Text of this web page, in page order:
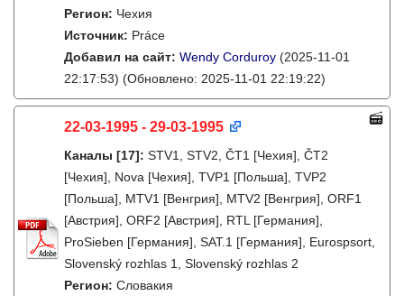
Регион: Чехия
Источник: Práce
Добавил на сайт: Wendy Corduroy (2025-11-01
22:17:53) (Обновлено: 2025-11-01 22:19:22)
22-03-1995 - 29-03-1995
Каналы [17]: STV1, STV2, ČT1 [Чехия], ČT2
[Чехия], Nova [Чехия], TVP1 [Польша], TVP2
[Польша], MTV1 [Венгрия], MTV2 [Венгрия], ORF1
[Австрия], ORF2 [Австрия], RTL [Германия],
ProSieben [Германия], SAT.1 [Германия], Eurospsort,
Slovenský rozhlas 1, Slovenský rozhlas 2
Регион: Словакия